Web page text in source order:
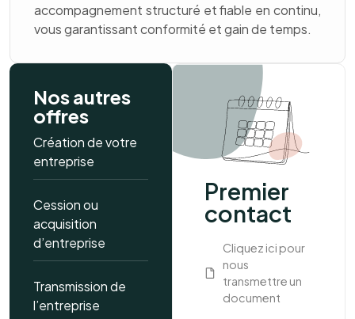
accompagnement structuré et fiable en continu,
vous garantissant conformité et gain de temps.
Nos autres
offres
Création de votre
entreprise
Cession ou
acquisition
d’entreprise
Transmission de
l’entreprise
Premier
contact
Cliquez ici pour
nous
transmettre un
document